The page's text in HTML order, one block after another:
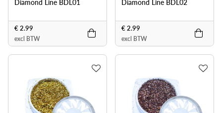
Diamond Line BDL01
€ 2.99
excl BTW
Diamond Line BDL02
€ 2.99
excl BTW